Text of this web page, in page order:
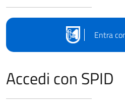
Entra
Accedi con SPID